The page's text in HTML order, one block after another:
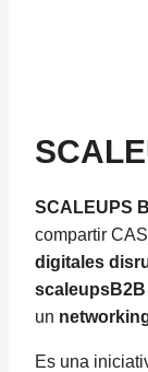
SCALEUPS
compartir
digitales
scaleupsB2B
un
Es una